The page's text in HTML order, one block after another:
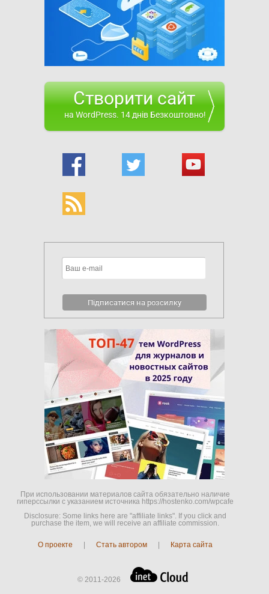
Створити сайт
на WordPress. 14 днів Безкоштовно!
При использовании материалов сайта обязательно наличие
гиперссылки c указанием источника https://hostenko.com/wpcafe
Disclosure: Some links here are "affiliate links". If you click and
purchase the item, we will receive an affiliate commission.
О проекте Стать автором Карта сайта
© 2011-2026